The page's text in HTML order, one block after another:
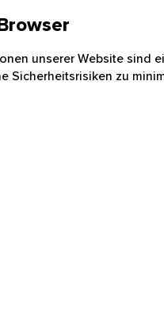
unserer Website sind
Sicherheitsrisiken zu